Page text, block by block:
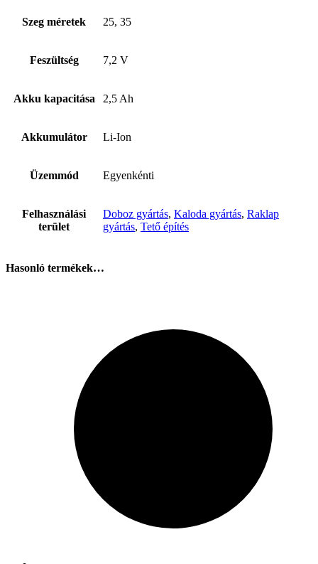
Szeg méretek 25, 35
Feszültség 7,2 V
Akku kapacitása 2,5 Ah
Akkumulátor Li-Ion
Üzemmód Egyenkénti
Felhasználási
terület
Doboz gyártás, Kaloda gyártás, Raklap
gyártás, Tető építés
Hasonló termékek…